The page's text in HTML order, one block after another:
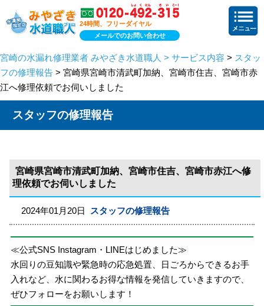
24時間、フリーダイヤル
メールでのお問い合わせ
宮崎の水漏れ修理業者 みやざき水道職人 > サービス内容 > スタッ
フの修理報告 > 宮崎県宮崎市清武町加納、宮崎市住吉、宮崎市赤
江へ修理依頼でお伺いしました
スタッフの修理報告
宮崎県宮崎市清武町加納、宮崎市住吉、宮崎市赤江へ修
理依頼でお伺いしました
2024年01月20日 スタッフの修理報告
≪公式SNS Instagram・LINEはじめました≫
水回りの豆知識や緊急時の応急処置、日ごろからできるお手
入れなど、水に関わるお得な情報を発信していきますので、
ぜひフォローをお願いします！